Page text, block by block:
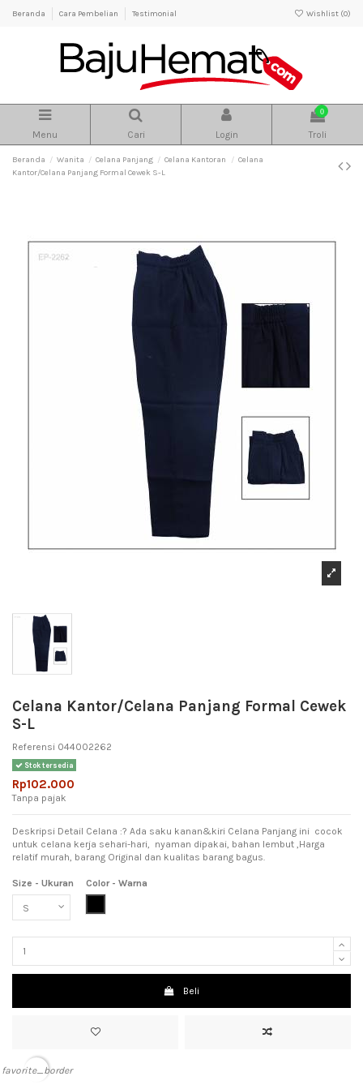
Beranda Cara Pembelian Testimonial Wishlist (0)
Menu Cari Login
0
Troli
Beranda Wanita Celana Panjang Celana Kantoran
Celana
Kantor/Celana Panjang Formal Cewek S-L
Celana Kantor/Celana Panjang Formal Cewek
S-L
Referensi 044002262
Stok tersedia
Rp102.000
Tanpa pajak
Deskripsi Detail Celana :? Ada saku kanan&kiri Celana Panjang ini cocok
untuk celana kerja sehari-hari, nyaman dipakai, bahan lembut ,Harga
relatif murah, barang Original dan kualitas barang bagus.
Size - Ukuran
Color - Warna
Beli
favorite_border